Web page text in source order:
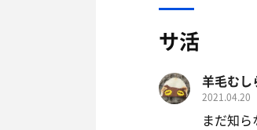
サ活
羊毛むし
2021.04.20
まだ知